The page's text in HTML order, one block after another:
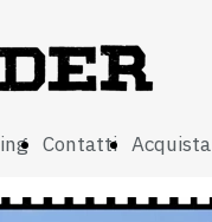
Contatti Acquista